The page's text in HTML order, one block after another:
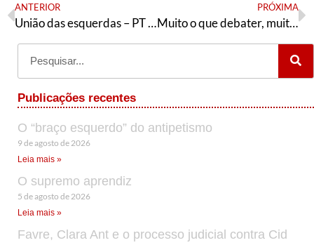
ANTERIOR
União das esquerdas – PT (1)
PRÓXIMA
Muito o que debater, muito pelo que lutar
Publicações recentes
O “braço esquerdo” do antipetismo
9 de agosto de 2026
Leia mais »
O supremo aprendiz
5 de agosto de 2026
Leia mais »
Favre, Clara Ant e o processo judicial contra Cid